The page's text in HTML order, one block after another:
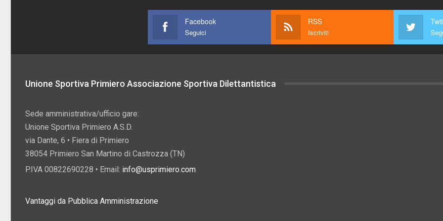
Facebook
Seguici
RSS
Iscriviti
Unione Sportiva Primiero Associazione Sportiva Dilettantistica
Sede amministrativa/ufficio gare:
Unione Sportiva Primiero A.S.D.
via Dante, 6 • Fiera di Primiero
38054 Primiero San Martino di Castrozza (TN)
P.IVA 00822690228 • Email: info@usprimiero.com
Vantaggi da Pubblica Amministrazione